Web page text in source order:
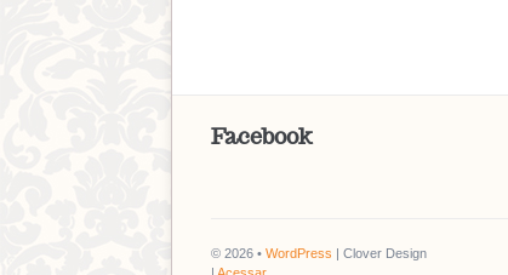
Facebook
© 2026 • WordPress | Clover Design